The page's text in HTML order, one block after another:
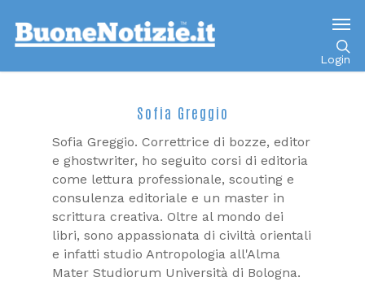
Login
Sofia Greggio
Sofia Greggio. Correttrice di bozze, editor
e ghostwriter, ho seguito corsi di editoria
come lettura professionale, scouting e
consulenza editoriale e un master in
scrittura creativa. Oltre al mondo dei
libri, sono appassionata di civiltà orientali
e infatti studio Antropologia all'Alma
Mater Studiorum Università di Bologna.